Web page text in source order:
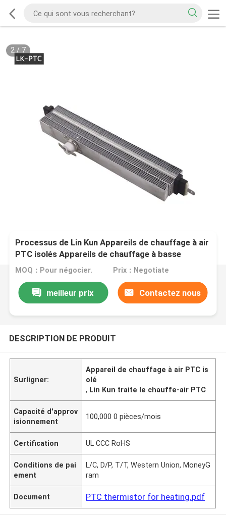
2/ 7
Processus de Lin Kun Appareils de chauffage à air
PTC isolés Appareils de chauffage à basse
température pour les systèmes de surveillance
MOQ：Pour négocier. Prix：Negotiate
meilleur prix Contactez nous
DESCRIPTION DE PRODUIT
Surligner:
Appareil de chauffage à air PTC is
olé
, Lin Kun traite le chauffe-air PTC
Capacité d'approv
isionnement
100,000 0 pièces/mois
Certification UL CCC RoHS
Conditions de pai
ement
L/C, D/P, T/T, Western Union, MoneyG
ram
Document PTC thermistor for heating.pdf